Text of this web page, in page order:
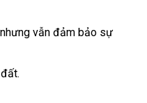
vẫn đảm bảo sự